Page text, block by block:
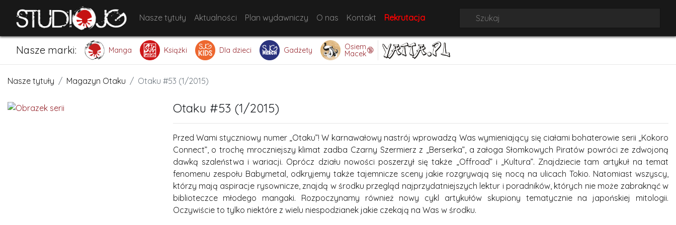
Nasze tytuły Aktualności Plan wydawniczy O nas Kontakt Rekrutacja
Nasze marki: Manga Książki Dla dzieci Gadżety Osiem
Macek🔞
Nasze tytuły Magazyn Otaku Otaku #53 (1/2015)
Otaku #53 (1/2015)
Przed Wami styczniowy numer „Otaku”! W karnawałowy nastrój wprowadzą Was wymieniający się ciałami bohaterowie serii „Kokoro
Connect”, o trochę mroczniejszy klimat zadba Czarny Szermierz z „Berserka”, a załoga Słomkowych Piratów powróci ze zdwojoną
dawką szaleństwa i wariacji. Oprócz działu nowości poszerzył się także „Offroad” i „Kultura”. Znajdziecie tam artykuł na temat
fenomenu zespołu Babymetal, odkryjemy także tajemnicze sceny jakie rozgrywają się nocą na ulicach Tokio. Natomiast wszyscy,
którzy mają aspiracje rysownicze, znajdą w środku przegląd najprzydatniejszych lektur i poradników, których nie może zabraknąć w
biblioteczce młodego mangaki. Rozpoczynamy również nowy cykl artykułów skupiony tematycznie na japońskiej mitologii.
Oczywiście to tylko niektóre z wielu niespodzianek jakie czekają na Was w środku.